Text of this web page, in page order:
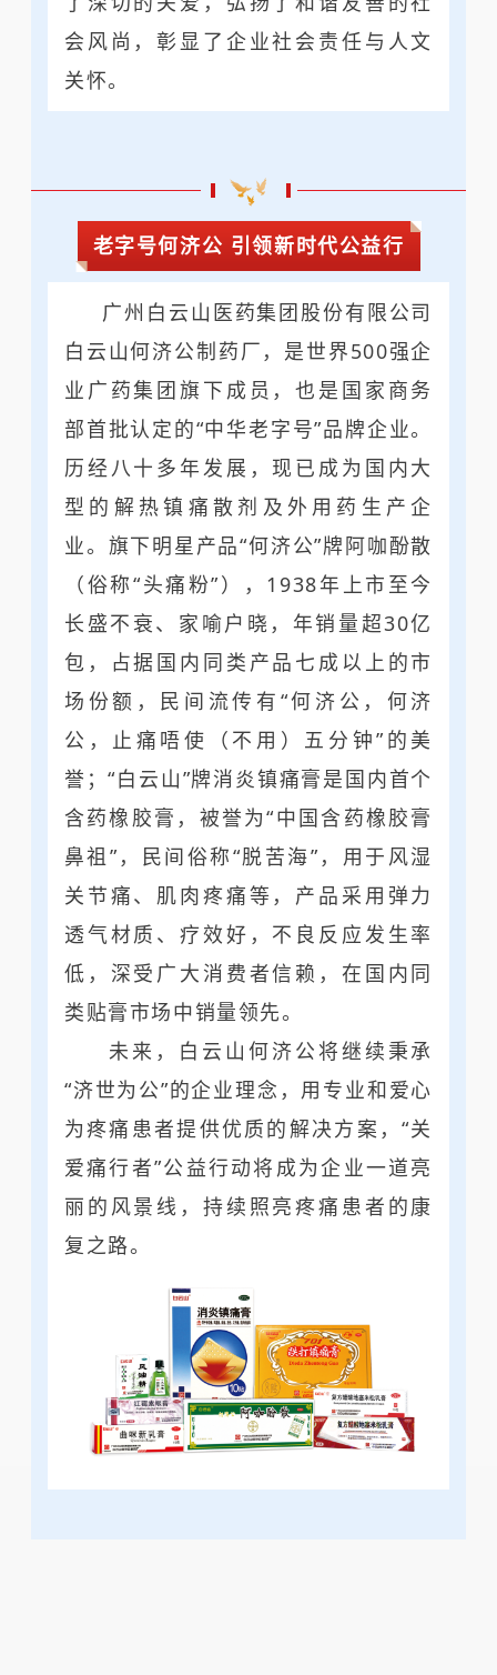
会风尚，彰显了企业社会责任与人文
关怀。
老字号何济公 引领新时代公益行
广州白云山医药集团股份有限公司
白云山何济公制药厂，是世界500强企
业广药集团旗下成员，也是国家商务
部首批认定的“中华老字号”品牌企业。
历经八十多年发展，现已成为国内大
型的解热镇痛散剂及外用药生产企
业。旗下明星产品“何济公”牌阿咖酚散
（俗称“头痛粉”），1938年上市至今
长盛不衰、家喻户晓，年销量超30亿
包，占据国内同类产品七成以上的市
场份额，民间流传有“何济公，何济
公，止痛唔使（不用）五分钟”的美
誉；“白云山”牌消炎镇痛膏是国内首个
含药橡胶膏，被誉为“中国含药橡胶膏
鼻祖”，民间俗称“脱苦海”，用于风湿
关节痛、肌肉疼痛等，产品采用弹力
透气材质、疗效好，不良反应发生率
低，深受广大消费者信赖，在国内同
类贴膏市场中销量领先。
未来，白云山何济公将继续秉承
“济世为公”的企业理念，用专业和爱心
为疼痛患者提供优质的解决方案，“关
爱痛行者”公益行动将成为企业一道亮
丽的风景线，持续照亮疼痛患者的康
复之路。